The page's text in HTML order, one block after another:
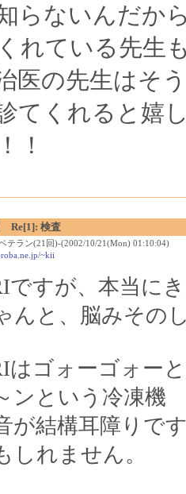
らないんだか
れている先生
医の先生はそ
てくれると嬉
！
Re[1]: 検査
テラン(21回)-(2002/10/21(Mon) 01:10:04)
~kii
ですが、本当に
んと、脳みその
はゴォーゴォー
ンという冷凍機
が結構耳障りで
しれません。